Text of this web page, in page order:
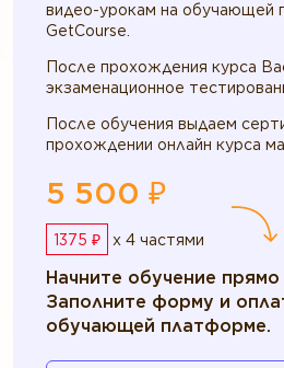
видео-урокам на обучающей
GetCourse.
После прохождения курса
экзаменационное
После обучения выдаем
прохождении онлайн курса
5 500 ₽
1375 ₽ x 4 частями
Начните обучение прямо
Заполните форму и
обучающей платформе.